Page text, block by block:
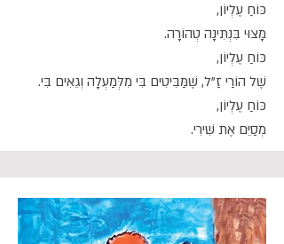
כּוֹחַ עֶלְיוֹן,
מָצוּי בִּנְתִינָה טְהוֹרָה.
כּוֹחַ עֶלְיוֹן,
שֶׁל הוֹרַי זַ"ל, שֶׁמַּבִּיטִים בִּי מִלְּמַעְלָה וְגֵאִים בִּי.
כּוֹחַ עֶלְיוֹן,
מְסַיֵּם אֶת שִׁירִי.